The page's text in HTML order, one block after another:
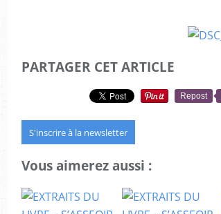
PARTAGER CET ARTICLE
Repost
S'inscrire à la newsletter
Vous aimerez aussi :